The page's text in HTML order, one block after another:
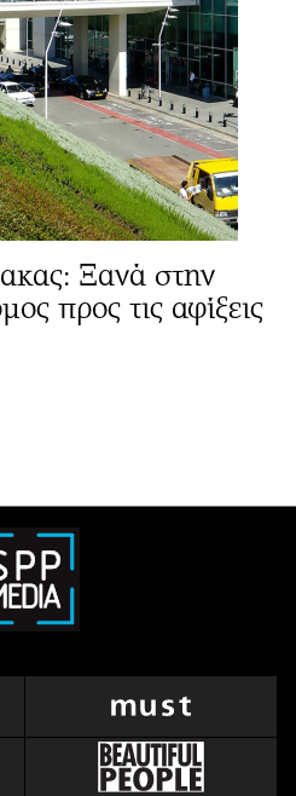
Ξανά στην
προς τις αφίξεις